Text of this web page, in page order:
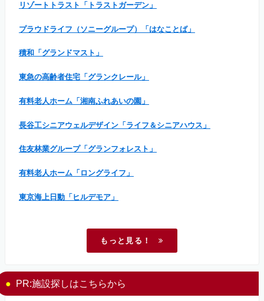
リゾートトラスト「トラストガーデン」
プラウドライフ（ソニーグループ）「はなことば」
積和「グランドマスト」
東急の高齢者住宅「グランクレール」
有料老人ホーム「湘南ふれあいの園」
長谷工シニアウェルデザイン「ライフ＆シニアハウス」
住友林業グループ「グランフォレスト」
有料老人ホーム「ロングライフ」
東京海上日動「ヒルデモア」
もっと見る！
PR:施設探しはこちらから